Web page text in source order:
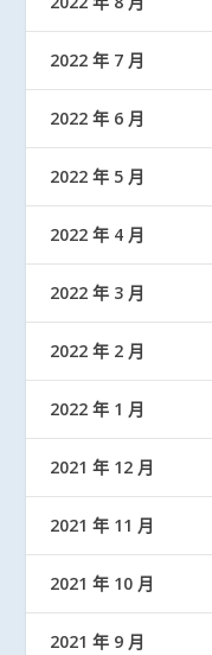
2022 年 7 月
2022 年 6 月
2022 年 5 月
2022 年 4 月
2022 年 3 月
2022 年 2 月
2022 年 1 月
2021 年 12 月
2021 年 11 月
2021 年 10 月
2021 年 9 月